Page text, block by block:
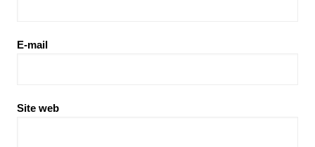
E-mail
Site web